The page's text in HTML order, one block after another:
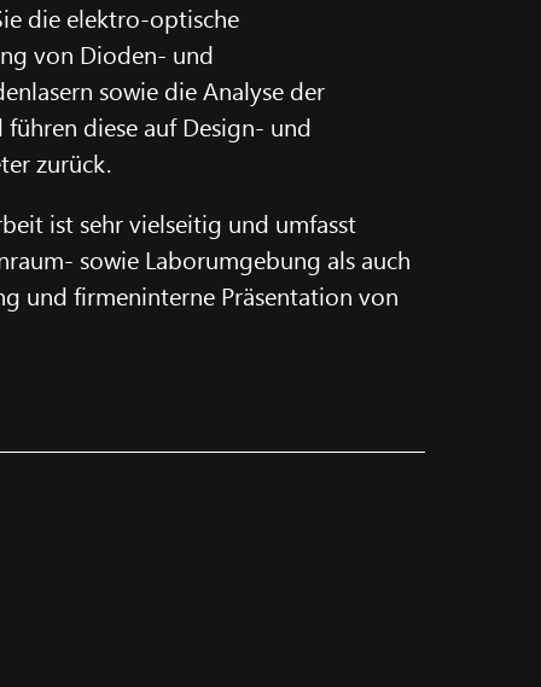
die elektro-optische
von Dioden- und
sowie die Analyse der
führen diese auf Design- und
zurück.
ist sehr vielseitig und umfasst
sowie Laborumgebung als auch
und firmeninterne Präsentation von